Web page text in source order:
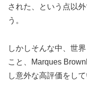
された、という点以
う。
しかしそんな中、世
こと、Marques
し意外な高評価をして